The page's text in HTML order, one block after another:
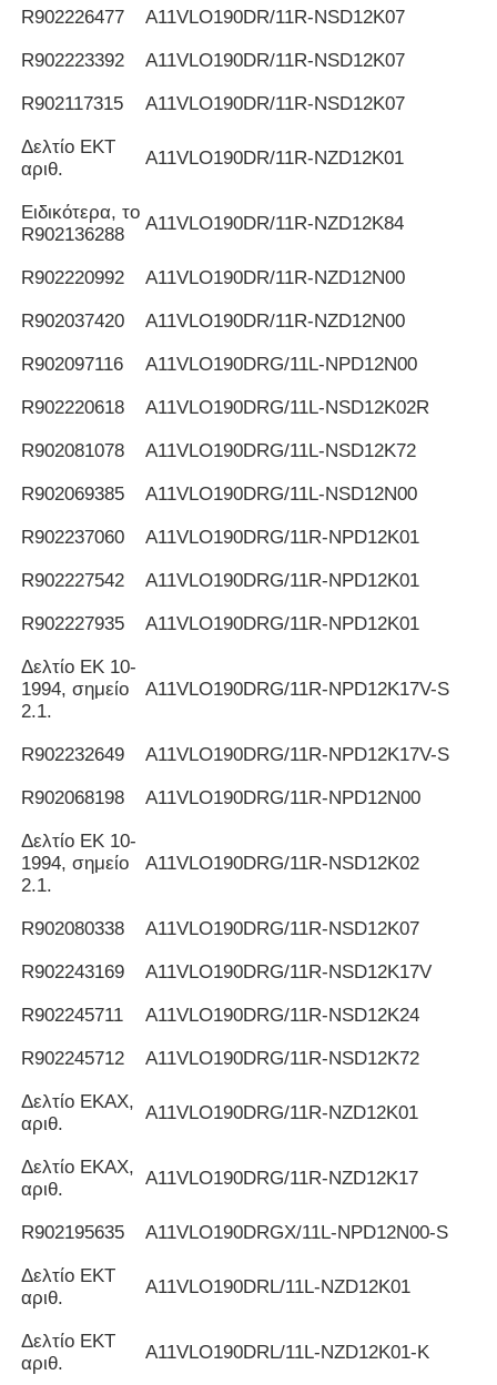
R902226477 Α11VLO190DR/11R-NSD12K07
R902223392 Α11VLO190DR/11R-NSD12K07
R902117315 Α11VLO190DR/11R-NSD12K07
Δελτίο ΕΚΤ
αριθ.
Α11VLO190DR/11R-NZD12K01
Ειδικότερα, το
R902136288
Α11VLO190DR/11R-NZD12K84
R902220992 Α11VLO190DR/11R-NZD12N00
R902037420 Α11VLO190DR/11R-NZD12N00
R902097116 Α11VLO190DRG/11L-NPD12N00
R902220618 Α11VLO190DRG/11L-NSD12K02R
R902081078 Α11VLO190DRG/11L-NSD12K72
R902069385 Α11VLO190DRG/11L-NSD12N00
R902237060 Α11VLO190DRG/11R-NPD12K01
R902227542 Α11VLO190DRG/11R-NPD12K01
R902227935 Α11VLO190DRG/11R-NPD12K01
Δελτίο ΕΚ 10-
1994, σημείο
2.1.
Α11VLO190DRG/11R-NPD12K17V-S
R902232649 Α11VLO190DRG/11R-NPD12K17V-S
R902068198 Α11VLO190DRG/11R-NPD12N00
Δελτίο ΕΚ 10-
1994, σημείο
2.1.
Α11VLO190DRG/11R-NSD12K02
R902080338 Α11VLO190DRG/11R-NSD12K07
R902243169 Α11VLO190DRG/11R-NSD12K17V
R902245711 Α11VLO190DRG/11R-NSD12K24
R902245712 Α11VLO190DRG/11R-NSD12K72
Δελτίο ΕΚΑΧ,
αριθ.
Α11VLO190DRG/11R-NZD12K01
Δελτίο ΕΚΑΧ,
αριθ.
Α11VLO190DRG/11R-NZD12K17
R902195635 Α11VLO190DRGX/11L-NPD12N00-S
Δελτίο ΕΚΤ
αριθ.
Α11VLO190DRL/11L-NZD12K01
Δελτίο ΕΚΤ
αριθ.
Α11VLO190DRL/11L-NZD12K01-K